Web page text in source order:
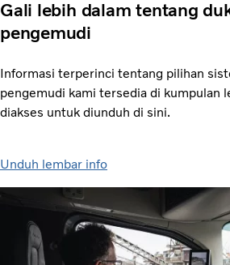
Gali lebih dalam tentang
pengemudi
Informasi terperinci tentang pilihan
pengemudi kami tersedia di kumpulan
diakses untuk diunduh di sini.
Unduh lembar info